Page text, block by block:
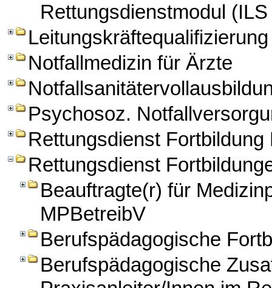
Rettungsdienstmodul
Leitungskräftequalifizierung
Notfallmedizin für Ärzte
Psychosoz.
Rettungsdienst Fortbildung
Rettungsdienst
Beauftragte(r) für
MPBetreibV
Berufspädagogische
Berufspädagogische